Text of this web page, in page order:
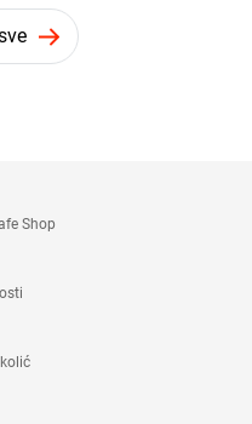
Shop